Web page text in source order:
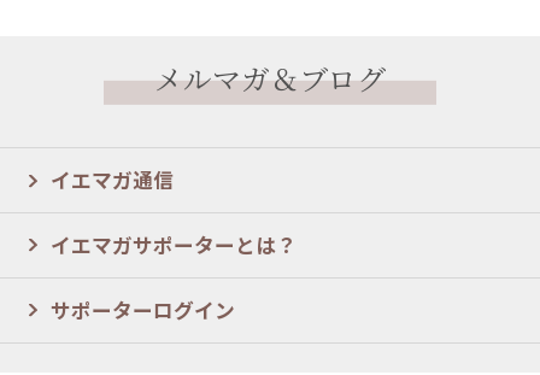
メルマガ＆ブログ
イエマガ通信
イエマガサポーターとは？
サポーターログイン